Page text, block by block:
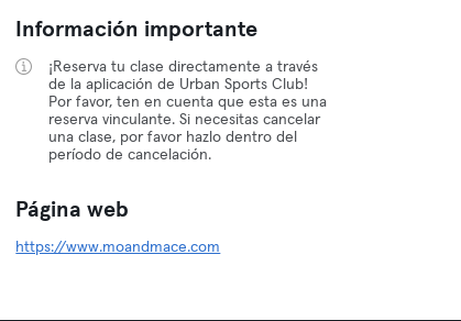
Información importante
¡Reserva tu clase directamente a través
de la aplicación de Urban Sports Club!
Por favor, ten en cuenta que esta es una
reserva vinculante. Si necesitas cancelar
una clase, por favor hazlo dentro del
período de cancelación.
Página web
https://www.moandmace.com